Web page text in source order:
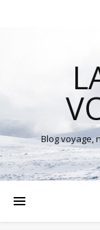
Blog voyage,